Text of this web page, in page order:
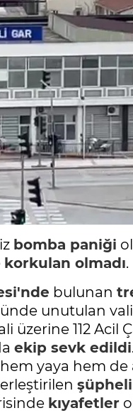
bomba paniği
korkulan olmadı.
bulunan
unutulan
üzerine 112 Acil
ekip sevk edildi
yaya hem
kıyafetler